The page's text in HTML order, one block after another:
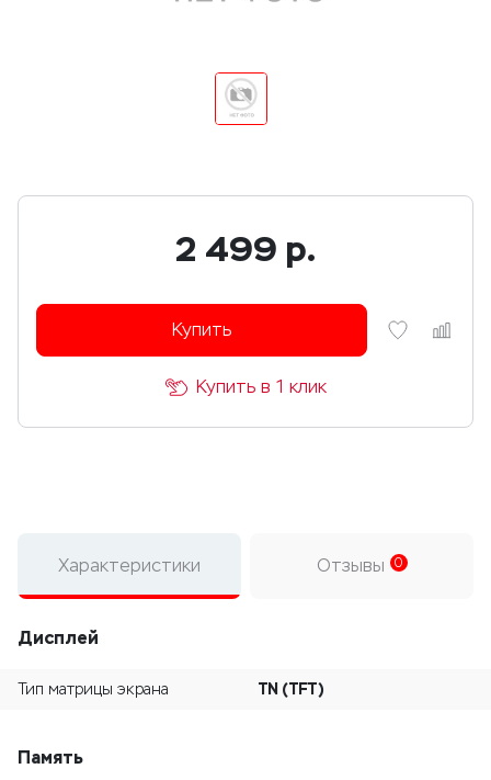
2 499 р.
Купить
Купить в 1 клик
Характеристики Отзывы 0
Дисплей
Тип матрицы экрана TN (TFT)
Память